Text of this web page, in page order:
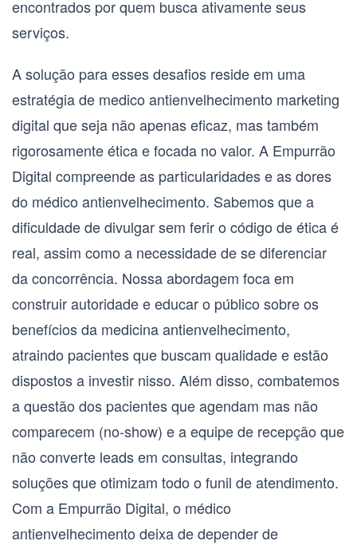
encontrados por quem busca ativamente seus
serviços.
A solução para esses desafios reside em uma
estratégia de medico antienvelhecimento marketing
digital que seja não apenas eficaz, mas também
rigorosamente ética e focada no valor. A Empurrão
Digital compreende as particularidades e as dores
do médico antienvelhecimento. Sabemos que a
dificuldade de divulgar sem ferir o código de ética é
real, assim como a necessidade de se diferenciar
da concorrência. Nossa abordagem foca em
construir autoridade e educar o público sobre os
benefícios da medicina antienvelhecimento,
atraindo pacientes que buscam qualidade e estão
dispostos a investir nisso. Além disso, combatemos
a questão dos pacientes que agendam mas não
comparecem (no-show) e a equipe de recepção que
não converte leads em consultas, integrando
soluções que otimizam todo o funil de atendimento.
Com a Empurrão Digital, o médico
antienvelhecimento deixa de depender de